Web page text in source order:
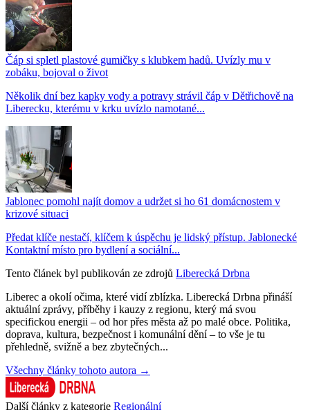
Čáp si spletl plastové gumičky s klubkem hadů. Uvízly mu v
zobáku, bojoval o život
Několik dní bez kapky vody a potravy strávil čáp v Dětřichově na
Liberecku, kterému v krku uvízlo namotané...
Jablonec pomohl najít domov a udržet si ho 61 domácnostem v
krizové situaci
Předat klíče nestačí, klíčem k úspěchu je lidský přístup. Jablonecké
Kontaktní místo pro bydlení a sociální...
Tento článek byl publikován ze zdrojů Liberecká Drbna
Liberec a okolí očima, které vidí zblízka. Liberecká Drbna přináší
aktuální zprávy, příběhy i kauzy z regionu, který má svou
specifickou energii – od hor přes města až po malé obce. Politika,
doprava, kultura, bezpečnost i komunální dění – to vše je tu
přehledně, svižně a bez zbytečných...
Všechny články tohoto autora →
Další články z kategorie Regionální